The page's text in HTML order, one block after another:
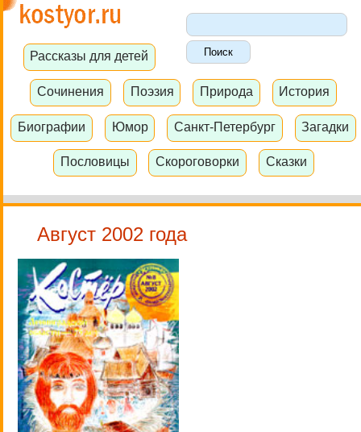
Рассказы для детей
Сочинения Поэзия Природа История
Биографии Юмор Санкт-Петербург Загадки
Пословицы Скороговорки Сказки
Август 2002 года